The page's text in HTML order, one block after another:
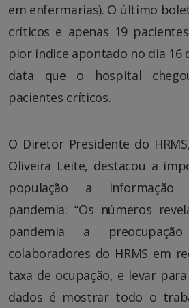
em enfermarias). O último
críticos e apenas 19
pior índice apontado no dia 16
data que o hospital
pacientes críticos.
O Diretor Presidente do
Oliveira Leite, destacou a
população a informação
pandemia: “Os números
pandemia a
colaboradores do HRMS em
taxa de ocupação, e levar
dados é mostrar todo o